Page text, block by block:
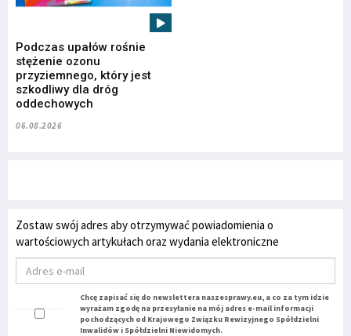
Podczas upałów rośnie
stężenie ozonu
przyziemnego, który jest
szkodliwy dla dróg
oddechowych
06.08.2026
Zostaw swój adres aby otrzymywać powiadomienia o
wartościowych artykułach oraz wydania elektroniczne
Chcę zapisać się do newslettera naszesprawy.eu, a co za tym idzie
wyrażam zgodę na przesyłanie na mój adres e-mail informacji
pochodzących od Krajowego Związku Rewizyjnego Spółdzielni
Inwalidów i Spółdzielni Niewidomych.